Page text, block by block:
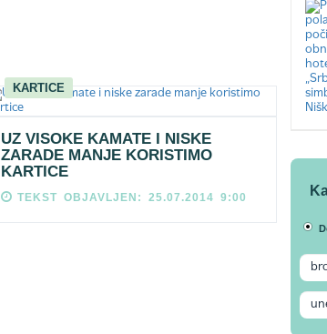
KARTICE
UZ VISOKE KAMATE I NISKE
ZARADE MANJE KORISTIMO
KARTICE
TEKST OBJAVLJEN: 25.07.2014 9:00